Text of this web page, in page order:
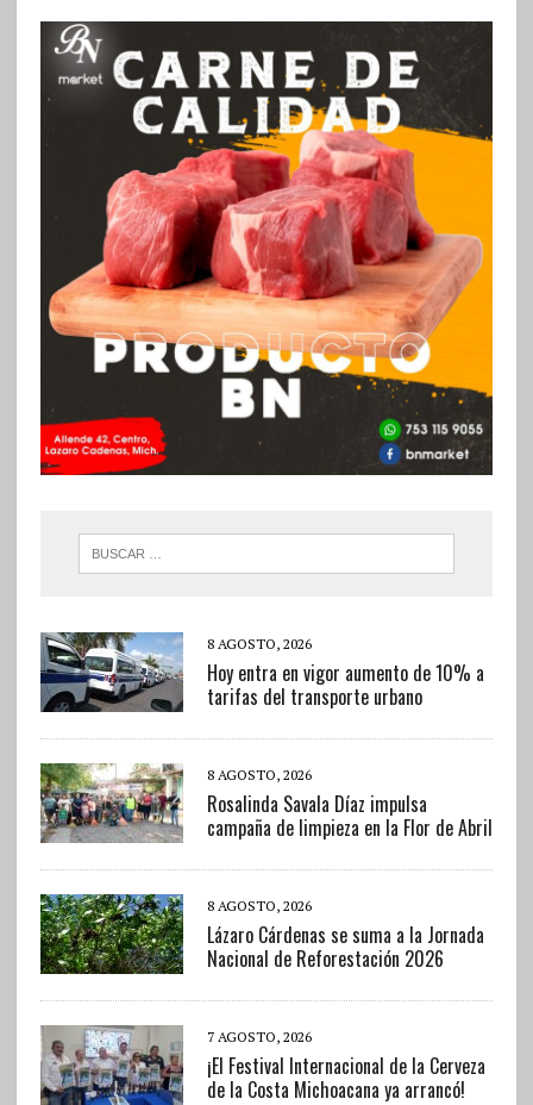
8 AGOSTO, 2026
Hoy entra en vigor aumento de 10% a
tarifas del transporte urbano
8 AGOSTO, 2026
Rosalinda Savala Díaz impulsa
campaña de limpieza en la Flor de Abril
8 AGOSTO, 2026
Lázaro Cárdenas se suma a la Jornada
Nacional de Reforestación 2026
7 AGOSTO, 2026
¡El Festival Internacional de la Cerveza
de la Costa Michoacana ya arrancó!